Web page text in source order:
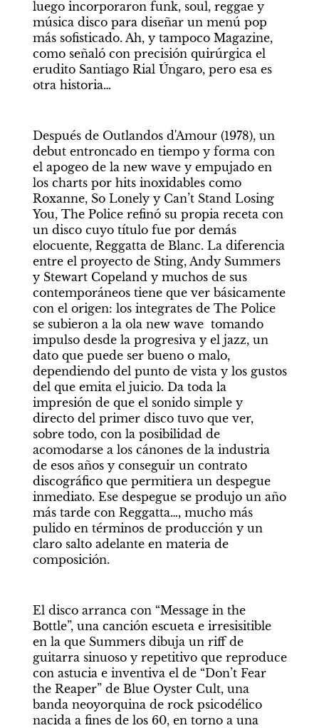
luego incorporaron funk, soul, reggae y
música disco para diseñar un menú pop
más sofisticado. Ah, y tampoco Magazine,
como señaló con precisión quirúrgica el
erudito Santiago Rial Úngaro, pero esa es
otra historia…
Después de Outlandos d'Amour (1978), un
debut entroncado en tiempo y forma con
el apogeo de la new wave y empujado en
los charts por hits inoxidables como
Roxanne, So Lonely y Can’t Stand Losing
You, The Police refinó su propia receta con
un disco cuyo título fue por demás
elocuente, Reggatta de Blanc. La diferencia
entre el proyecto de Sting, Andy Summers
y Stewart Copeland y muchos de sus
contemporáneos tiene que ver básicamente
con el origen: los integrates de The Police
se subieron a la ola new wave  tomando
impulso desde la progresiva y el jazz, un
dato que puede ser bueno o malo,
dependiendo del punto de vista y los gustos
del que emita el juicio. Da toda la
impresión de que el sonido simple y
directo del primer disco tuvo que ver,
sobre todo, con la posibilidad de
acomodarse a los cánones de la industria
de esos años y conseguir un contrato
discográfico que permitiera un despegue
inmediato. Ese despegue se produjo un año
más tarde con Reggatta…, mucho más
pulido en términos de producción y un
claro salto adelante en materia de
composición.
El disco arranca con “Message in the
Bottle”, una canción escueta e irresisitible
en la que Summers dibuja un riff de
guitarra sinuoso y repetitivo que reproduce
con astucia e inventiva el de “Don’t Fear
the Reaper” de Blue Oyster Cult, una
banda neoyorquina de rock psicodélico
nacida a fines de los 60, en torno a una